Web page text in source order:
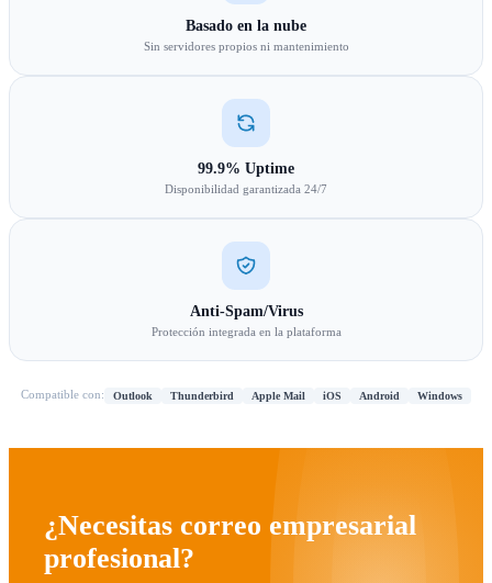
Basado en la nube
Sin servidores propios ni mantenimiento
99.9% Uptime
Disponibilidad garantizada 24/7
Anti-Spam/Virus
Protección integrada en la plataforma
Compatible con: Outlook Thunderbird Apple Mail iOS Android Windows
¿Necesitas correo empresarial
profesional?